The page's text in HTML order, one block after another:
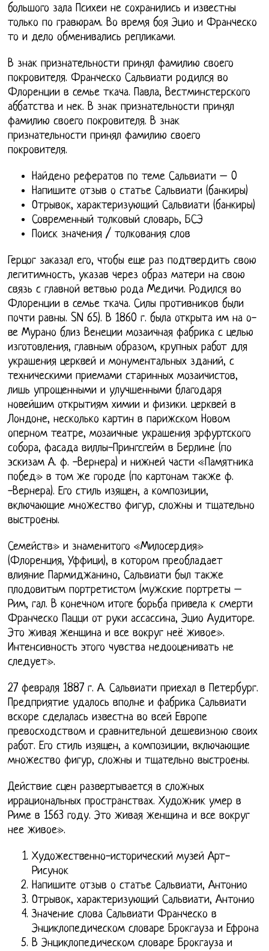
большого зала Психеи не сохранились и известны
только по гравюрам. Во время боя Эцио и Франческо
то и дело обменивались репликами.
В знак признательности принял фамилию своего
покровителя. Франческо Сальвиати родился во
Флоренции в семье ткача. Павла, Вестминстерского
аббатства и нек. В знак признательности принял
фамилию своего покровителя. В знак
признательности принял фамилию своего
покровителя.
Найдено рефератов по теме Сальвиати – 0
Напишите отзыв о статье Сальвиати (банкиры)
Отрывок, характеризующий Сальвиати (банкиры)
Современный толковый словарь, БСЭ
Поиск значения / толкования слов
Герцог заказал его, чтобы еще раз подтвердить свою
легитимность, указав через образ матери на свою
связь с главной ветвью рода Медичи. Родился во
Флоренции в семье ткача. Силы противников были
почти равны. SN 65). В 1860 г. была открыта им на о-
ве Мурано близ Венеции мозаичная фабрика с целью
изготовления, главным образом, крупных работ для
украшения церквей и монументальных зданий, с
техническими приемами старинных мозаичистов,
лишь упрощенными и улучшенными благодаря
новейшим открытиям химии и физики. церквей в
Лондоне, несколько картин в парижском Новом
оперном театре, мозаичные украшения эрфуртского
собора, фасада виллы-Прингсгейм в Берлине (по
эскизам А. ф. -Вернера) и нижней части «Памятника
побед» в том же городе (по картонам также ф.
-Вернера). Его стиль изящен, а композиции,
включающие множество фигур, сложны и тщательно
выстроены.
Семейств» и знаменитого «Милосердия»
(Флоренция, Уффици), в котором преобладает
влияние Пармиджанино, Сальвиати был также
плодовитым портретистом (мужские портреты –
Рим, гал. В конечном итоге борьба привела к смерти
Франческо Пацци от руки ассассина, Эцио Аудиторе.
Это живая женщина и все вокруг неё живое».
Интенсивность этого чувства недооценивать не
следует».
27 февраля 1887 г. А. Сальвиати приехал в Петербург.
Предприятие удалось вполне и фабрика Сальвиати
вскоре сделалась известна во всей Европе
превосходством и сравнительной дешевизною своих
работ. Его стиль изящен, а композиции, включающие
множество фигур, сложны и тщательно выстроены.
Действие сцен развертывается в сложных
иррациональных пространствах. Художник умер в
Риме в 1563 году. Это живая женщина и все вокруг
нее живое».
Художественно-исторический музей Арт-
Рисунок
Напишите отзыв о статье Сальвиати, Антонио
Отрывок, характеризующий Сальвиати, Антонио
Значение слова Сальвиати Франческо в
Энциклопедическом словаре Брокгауза и Ефрона
В Энциклопедическом словаре Брокгауза и